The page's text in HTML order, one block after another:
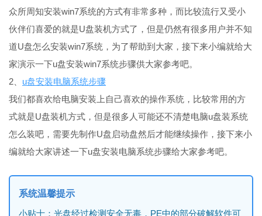
众所周知安装win7系统的方式有非常多种，而比较流行又受小
伙伴们喜爱的就是U盘装机方式了，但是仍然有很多用户并不知
道U盘怎么安装win7系统，为了帮助到大家，接下来小编就给大
家演示一下u盘安装win7系统步骤供大家参考吧。
2、 u盘安装电脑系统步骤
我们都喜欢给电脑安装上自己喜欢的操作系统，比较常用的方
式就是U盘装机方式，但是很多人可能还不清楚电脑u盘装系统
怎么装吧，需要先制作U盘启动盘然后才能继续操作，接下来小
编就给大家讲述一下u盘安装电脑系统步骤给大家参考吧。
系统温馨提示
小贴士：光盘经过检测安全无毒，PE中的部分破解软件可